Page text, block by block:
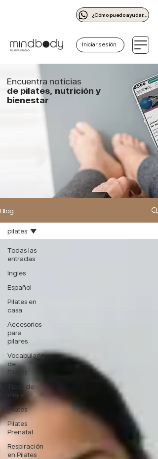
¿Cómo puedo ayudarte?
Iniciar sesión
Encuentra noticias
de pilates, nutrición y
bienestar
Blog
Todas las
entradas
Ingles
Español
Pilates en
casa
Accesorios
para
pilares
Vocabulario
de
Pilates
Tipos de
Pilates
Pilates
Pilates
Prenatal
Respiración
en Pilates
pilates